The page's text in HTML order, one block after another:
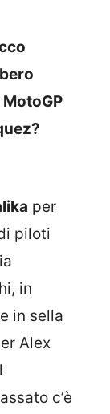
per
piloti
in
in sella
Alex
c’è